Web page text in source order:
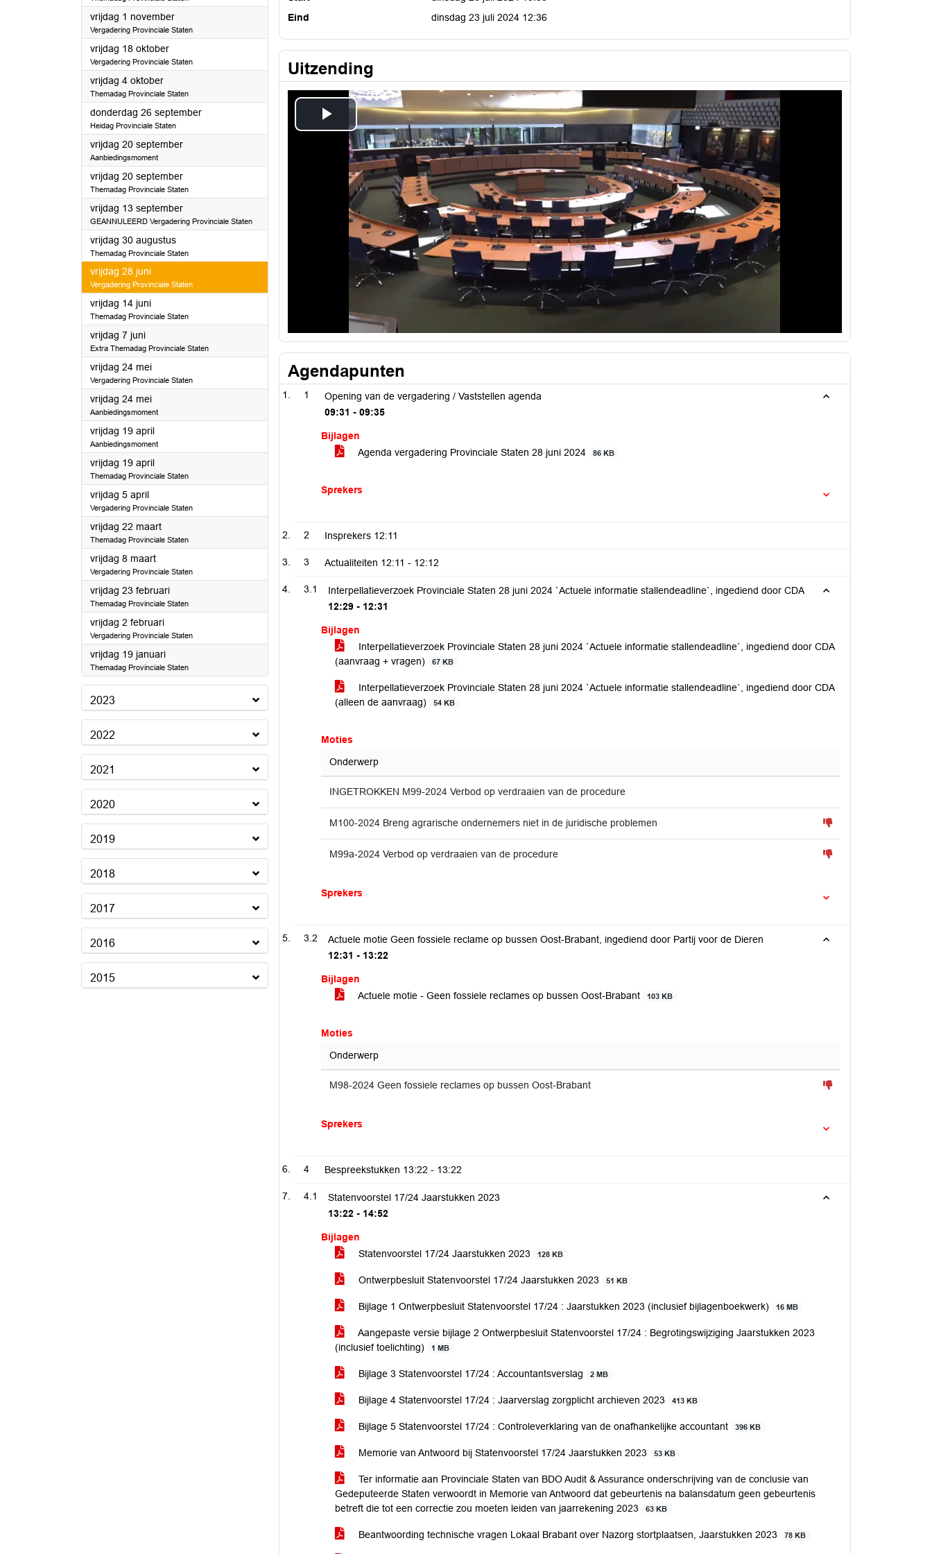
vrijdag 1 november2024
Vergadering Provinciale Staten
vrijdag 18 oktober2024
Vergadering Provinciale Staten
vrijdag 4 oktober2024
Themadag Provinciale Staten
donderdag 26 september2024
Heidag Provinciale Staten
vrijdag 20 september2024
Aanbiedingsmoment
vrijdag 20 september2024
Themadag Provinciale Staten
vrijdag 13 september2024
GEANNULEERD Vergadering Provinciale Staten
vrijdag 30 augustus2024
Themadag Provinciale Staten
vrijdag 28 juni2024
Vergadering Provinciale Staten
vrijdag 14 juni2024
Themadag Provinciale Staten
vrijdag 7 juni2024
Extra Themadag Provinciale Staten
vrijdag 24 mei2024
Vergadering Provinciale Staten
vrijdag 24 mei2024
Aanbiedingsmoment
vrijdag 19 april2024
Aanbiedingsmoment
vrijdag 19 april2024
Themadag Provinciale Staten
vrijdag 5 april2024
Vergadering Provinciale Staten
vrijdag 22 maart2024
Themadag Provinciale Staten
vrijdag 8 maart2024
Vergadering Provinciale Staten
vrijdag 23 februari2024
Themadag Provinciale Staten
vrijdag 2 februari2024
Vergadering Provinciale Staten
vrijdag 19 januari2024
Themadag Provinciale Staten
2023
2022
2021
2020
2019
2018
2017
2016
2015
Eind
dinsdag 23 juli 2024 12:36
Uitzending
Play
Video
Agendapunten
1
Opening van de vergadering / Vaststellen agenda
09:31 - 09:35
Bijlagen
Agenda vergadering Provinciale Staten 28 juni 2024
86 KB
Sprekers
2 Insprekers 12:11
3 Actualiteiten 12:11 - 12:12
3.1
Interpellatieverzoek Provinciale Staten 28 juni 2024 `Actuele informatie stallendeadline`, ingediend door CDA
12:29 - 12:31
Bijlagen
Interpellatieverzoek Provinciale Staten 28 juni 2024 `Actuele informatie stallendeadline`, ingediend door CDA
(aanvraag + vragen)
67 KB
Interpellatieverzoek Provinciale Staten 28 juni 2024 `Actuele informatie stallendeadline`, ingediend door CDA
(alleen de aanvraag)
54 KB
Moties
Onderwerp
INGETROKKEN M99-2024 Verbod op verdraaien van de procedure
M100-2024 Breng agrarische ondernemers niet in de juridische problemen
M99a-2024 Verbod op verdraaien van de procedure
Sprekers
3.2
Actuele motie Geen fossiele reclame op bussen Oost-Brabant, ingediend door Partij voor de Dieren
12:31 - 13:22
Bijlagen
Actuele motie - Geen fossiele reclames op bussen Oost-Brabant
103 KB
Moties
Onderwerp
M98-2024 Geen fossiele reclames op bussen Oost-Brabant
Sprekers
4 Bespreekstukken 13:22 - 13:22
4.1
Statenvoorstel 17/24 Jaarstukken 2023
13:22 - 14:52
Bijlagen
Statenvoorstel 17/24 Jaarstukken 2023
128 KB
Ontwerpbesluit Statenvoorstel 17/24 Jaarstukken 2023 51 KB
Bijlage 1 Ontwerpbesluit Statenvoorstel 17/24 : Jaarstukken 2023 (inclusief bijlagenboekwerk) 16 MB
Aangepaste versie bijlage 2 Ontwerpbesluit Statenvoorstel 17/24 : Begrotingswijziging Jaarstukken 2023
(inclusief toelichting)
1 MB
Bijlage 3 Statenvoorstel 17/24 : Accountantsverslag 2 MB
Bijlage 4 Statenvoorstel 17/24 : Jaarverslag zorgplicht archieven 2023 413 KB
Bijlage 5 Statenvoorstel 17/24 : Controleverklaring van de onafhankelijke accountant 396 KB
Memorie van Antwoord bij Statenvoorstel 17/24 Jaarstukken 2023 53 KB
Ter informatie aan Provinciale Staten van BDO Audit & Assurance onderschrijving van de conclusie van
Gedeputeerde Staten verwoordt in Memorie van Antwoord dat gebeurtenis na balansdatum geen gebeurtenis
betreft die tot een correctie zou moeten leiden van jaarrekening 2023
63 KB
Beantwoording technische vragen Lokaal Brabant over Nazorg stortplaatsen, Jaarstukken 2023 78 KB